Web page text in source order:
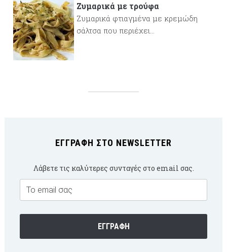
Ζυμαρικά με τρούφα
Ζυμαρικά φτιαγμένα με κρεμώδη
σάλτσα που περιέχει...
ΕΓΓΡΑΦΉ ΣΤΟ NEWSLETTER
Λάβετε τις καλύτερες συνταγές στο email σας.
Email
Subscription
ΕΓΓΡΑΦΉ